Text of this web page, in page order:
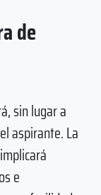
de
sin lugar a
aspirante. La
e